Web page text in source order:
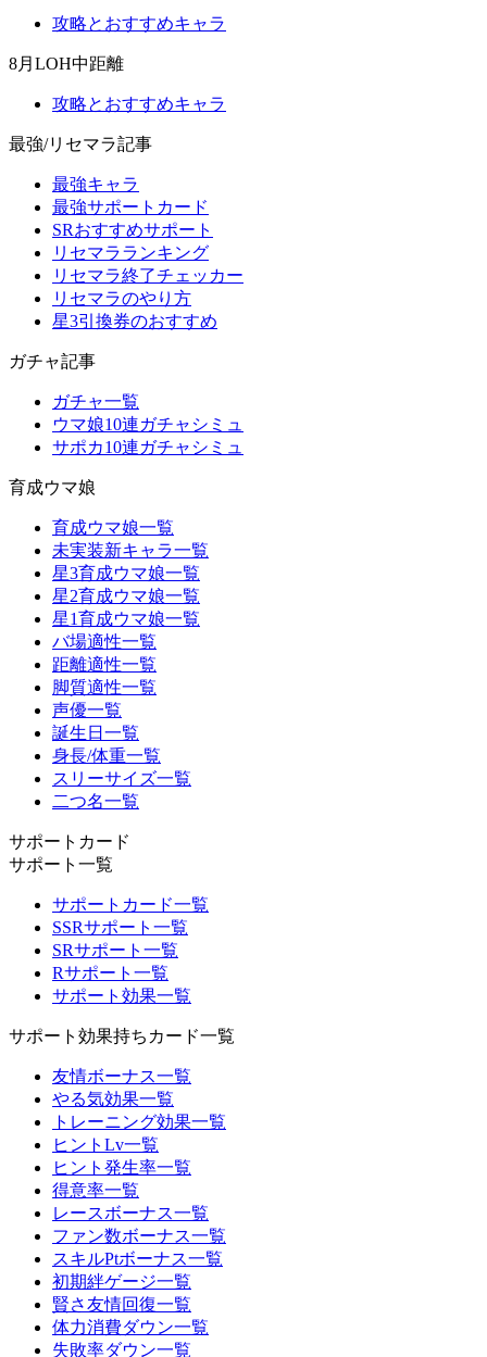
攻略とおすすめキャラ
8月LOH中距離
攻略とおすすめキャラ
最強/リセマラ記事
最強キャラ
最強サポートカード
SRおすすめサポート
リセマラランキング
リセマラ終了チェッカー
リセマラのやり方
星3引換券のおすすめ
ガチャ記事
ガチャ一覧
ウマ娘10連ガチャシミュ
サポカ10連ガチャシミュ
育成ウマ娘
育成ウマ娘一覧
未実装新キャラ一覧
星3育成ウマ娘一覧
星2育成ウマ娘一覧
星1育成ウマ娘一覧
バ場適性一覧
距離適性一覧
脚質適性一覧
声優一覧
誕生日一覧
身長/体重一覧
スリーサイズ一覧
二つ名一覧
サポートカード
サポート一覧
サポートカード一覧
SSRサポート一覧
SRサポート一覧
Rサポート一覧
サポート効果一覧
サポート効果持ちカード一覧
友情ボーナス一覧
やる気効果一覧
トレーニング効果一覧
ヒントLv一覧
ヒント発生率一覧
得意率一覧
レースボーナス一覧
ファン数ボーナス一覧
スキルPtボーナス一覧
初期絆ゲージ一覧
賢さ友情回復一覧
体力消費ダウン一覧
失敗率ダウン一覧